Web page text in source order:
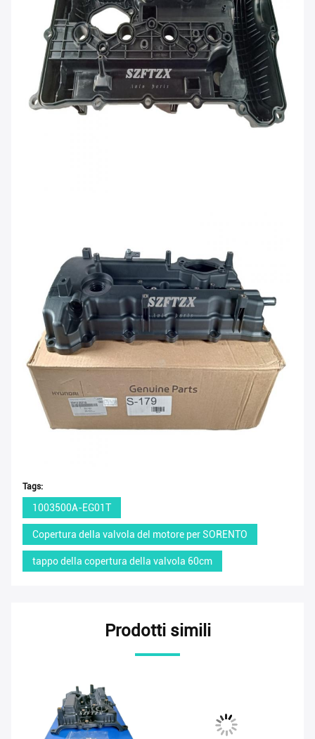
Tags:
1003500A-EG01T
Copertura della valvola del motore per SORENTO
tappo della copertura della valvola 60cm
Prodotti simili